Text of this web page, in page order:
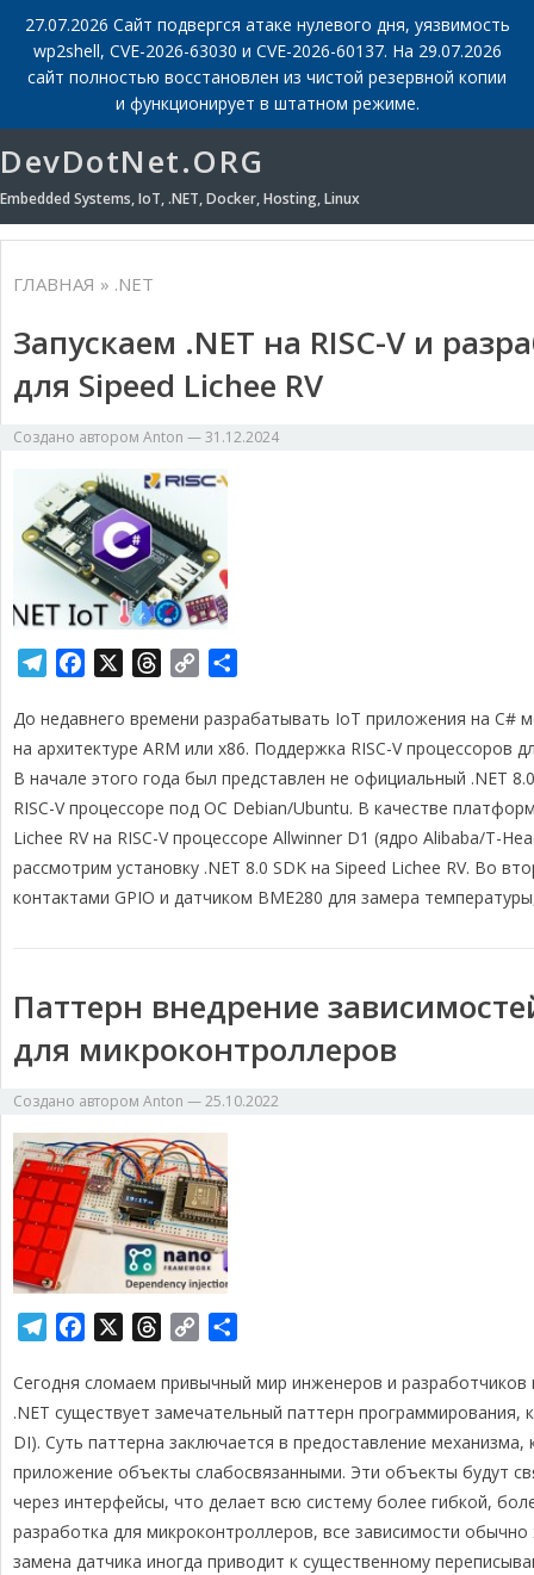
27.07.2026 Сайт подвергся атаке нулевого дня, уязвимость
wp2shell, CVE-2026-63030 и CVE-2026-60137. На 29.07.2026
сайт полностью восстановлен из чистой резервной копии
и функционирует в штатном режиме.
DevDotNet.ORG
Embedded Systems, IoT, .NET, Docker, Hosting, Linux
ГЛАВНАЯ » .NET
Запускаем .NET на RISC-V и
для Sipeed Lichee RV
Создано автором Anton —31.12.2024
l
e
g
r
a
m
c
e
b
o
o
k
r
e
a
d
s
p
y
L
n
k
п
р
а
в
и
т
ь
До недавнего времени разрабатывать IoT приложения на
на архитектуре ARM или x86. Поддержка RISC-V
В начале этого года был представлен не официальный .NET
RISC-V процессоре под ОС Debian/Ubuntu. В качестве
Lichee RV на RISC-V процессоре Allwinner D1 (ядро Alibaba/T-
рассмотрим установку .NET 8.0 SDK на Sipeed Lichee RV. Во
контактами GPIO и датчиком BME280 для замера
Паттерн внедрение
для микроконтроллеров
Создано автором Anton —25.10.2022
l
e
g
r
a
m
c
e
b
o
o
k
r
e
a
d
s
p
y
L
i
n
k
п
р
а
в
и
т
ь
Сегодня сломаем привычный мир инженеров и
.NET существует замечательный паттерн программирования,
DI). Суть паттерна заключается в предоставление
приложение объекты слабосвязанными. Эти объекты будут
через интерфейсы, что делает всю систему более гибкой,
разработка для микроконтроллеров, все зависимости
замена датчика иногда приводит к существенному